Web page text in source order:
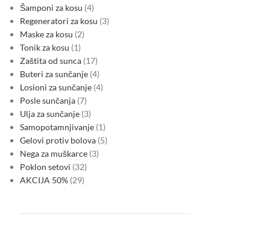
Hibridni projekti obnovljivih izvora
kao odgovor na zasićenje
evropske elektroenergetske
Posted by
Evropski planovi za oko 120 GW obnovljivih kapaciteta sve
češće nailaze na ograničenja pristupa mreži. Hibridni projekti
—kombinovanjem solarne, vetra, hidro i baterijskih rešenja iza
Šamponi za kosu 4
Regeneratori za kosu 3
Maske za kosu 2
Tonik za kosu 1
Zaštita od sunca 17
Buteri za sunčanje 4
Losioni za sunčanje 4
Posle sunčanja 7
Ulja za sunčanje 3
Samopotamnjivanje 1
Gelovi protiv bolova 5
Nega za muškarce 3
Poklon setovi 32
AKCIJA 50% 29